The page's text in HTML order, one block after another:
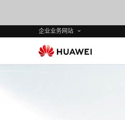
企业业务网站